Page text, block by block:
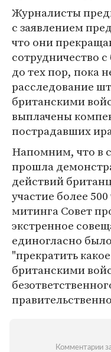
Журналисты
с заявлением
что они
сотрудничество
до тех пор, пока
расследование
британскими
выплачены
пострадавших
Напомним, что в
прошла
действий
участие более
митинга Совет
экстренное
единогласно
"прекратить
британскими
Комментарии